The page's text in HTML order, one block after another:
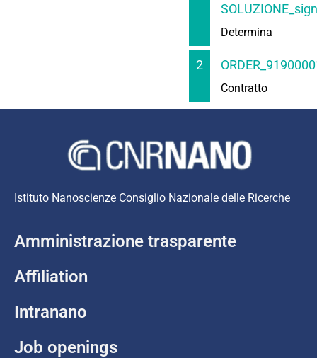
Determina
2
Contratto
Istituto Nanoscienze Consiglio Nazionale delle Ricerche
Amministrazione trasparente
Affiliation
Intranano
Job openings